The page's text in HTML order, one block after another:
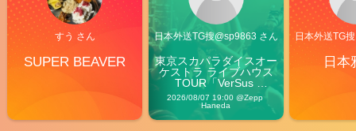
すう さん
SUPER BEAVER
日本外送TG搜@sp9863 さん
東京スカパラダイスオー
ケストラ ライブハウス
TOUR「VerSus
Carnival」
2026/08/07 19:00 @Zepp
Haneda
日本外送TG
日本